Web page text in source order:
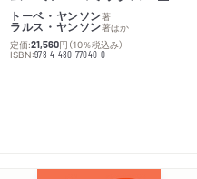
トーベ・ヤンソン著
ラルス・ヤンソン著ほか
定価:21,560円 （10％税込み）
ISBN:978-4-480-77040-0